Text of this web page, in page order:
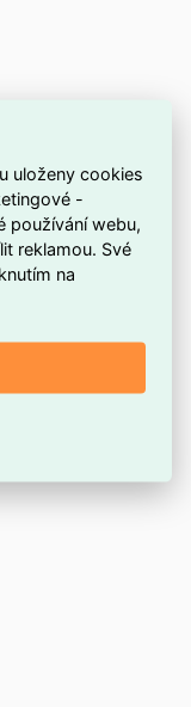
730A3, optika
uloženy cookies
-
používání webu,
reklamou. Své
na